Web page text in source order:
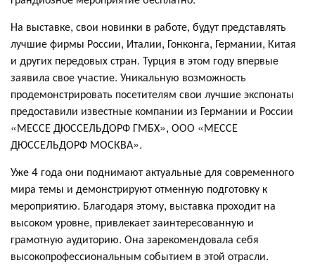
На выставке, свои новинки в работе, будут представлять
лучшие фирмы России, Италии, Гонконга, Германии, Китая
и других передовых стран. Турция в этом году впервые
заявила свое участие. Уникальную возможность
продемонстрировать посетителям свои лучшие экспонаты
предоставили известные компании из Германии и России
«МЕССЕ ДЮССЕЛЬДОРФ ГМБХ», ООО «МЕССЕ
ДЮССЕЛЬДОРФ МОСКВА».
Уже 4 года они поднимают актуальные для современного
мира темы и демонстрируют отменную подготовку к
мероприятию. Благодаря этому, выставка проходит на
высоком уровне, привлекает заинтересованную и
грамотную аудиторию. Она зарекомендовала себя
высокопрофессиональным событием в этой отрасли.